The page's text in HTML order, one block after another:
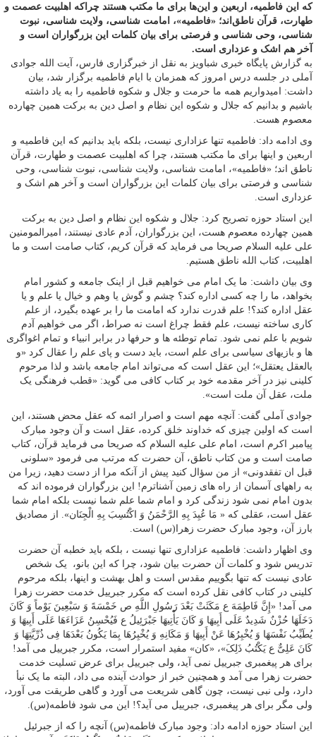
که این فاطمیه، اربعین و این‌ها برای ما مکتب هستند چراکه اهلبیت عصمت و
طهارت، قرآن ناطق‌اند؛ «فاطمیه»، امامت شناسی، ولایت شناسی، نبوت
شناسی، وحی شناسی و فرصتی برای بیان کلمات این بزرگواران است و
آخر هم اشک و عزداری است.
به گزارش پایگاه خبری شباویز به نقل از خبرگزاری فارس، آیت الله جوادی
آملی در جلسه درس امروز که همزمان با ایام فاطمیه برگزار شد، بیان
داشت: امیدواریم همه ما حرمت و جلال و شکوه فاطمیه را به یاد داشته
باشیم و بدانیم که جلال و شکوه این نظام و اصل دین به برکت همین چهارده
معصوم هست.
وی ادامه داد: فاطمیه تنها عزاداری نیست، بلکه باید بدانیم که این فاطمیه و
اربعین و اینها برای ما مکتب هستند، چرا که اهلبیت عصمت و طهارت، قرآن
ناطق اند؛ «فاطمیه»، امامت شناسی، ولایت شناسی، نبوت شناسی، وحی
شناسی و فرصتی برای بیان کلمات این بزرگواران است و آخر هم اشک و
عزداری است.
این استاد حوزه تصریح کرد: جلال و شکوه این نظام و اصل دین به برکت
همین چهارده معصوم هست، این بزرگواران، آدم عادی نیستند، امیرالمومنین
علی علیه السلام صریحا می فرماید که قرآن کریم، کتاب صامت است و ما
اهلبیت، کتاب الله ناطق هستیم.
وی بیان داشت: ما یک امام می خواهیم قبل از اینک جامعه و کشور امام
بخواهد، ما را چه کسی اداره کند؟ چشم و گوش یا وهم و خیال یا علم و یا
عقل اداره کند؟! علم قدرت ندارد که امامت ما را بر عهده بگیرد، از علم
کاری ساخته نیست، علم فقط چراغ است نه صراط، اگر می خواهیم آدم
شویم با علم نمی شود. تمام توطئه ها و حرفها در برابر انبیاء و تمام اغواگری
ها و بازیهای سیاسی برای علم است، باید دست و پای علم را عقال کرد «و
بالعقل یعتقل»؛ این عقل است که می‌تواند امام جامعه باشد و لذا مرحوم
کلینی نیز در آخر مقدمه خود بر کتاب کافی می گوید: «قطب فرهنگی یک
ملت، عقل آن ملت است».
جوادی آملی گفت: آنچه مهم است و اصرار ائمه که عقل محض هستند، این
است که اولین چیزی که خداوند خلق کرده، عقل است و آن وجود مبارک
پیامبر اکرم است، امام علی علیه السلام که صریحا می فرماید قرآن، کتاب
صامت است و من کتاب ناطق، آن حضرت که مرتب می فرمود «سلونی
قبل ان تفقدونی» از من سؤال کنید پیش از آنکه مرا از دست دهید، زیرا من
به راههاى آسمان از راه هاى زمین آشناترم! این بزرگواران فرموده اند که
بدون امام نمی شود زندگی کرد و امام شما علم شما نیست بلکه امام شما
عقل است، عقلی که « مَا عُبِدَ بِهِ الرَّحْمَنُ وَ اکْتُسِبَ بِهِ الْجِنَان‏». از مصادیق
بارز آن، وجود مبارک حضرت زهرا(س) است.
وی اظهار داشت: فاطمیه عزاداری تنها نیست ، بلکه باید خطبه آن حضرت
تدریس شود و کلمات آن حضرت بیان شود، چرا که این بانو، یک شخص
عادی نیست که تنها بگوییم مقدس است و اهل بهشت و اینها، بلکه مرحوم
کلینی در کتاب کافی نقل کرده است که مکرر جبرییل خدمت حضرت زهرا
می آمد! «إِنَّ فَاطِمَهَ ع مَکَثَتْ بَعْدَ رَسُولِ اللَّهِ ص خَمْسَهً وَ سَبْعِینَ یَوْماً وَ کَانَ
دَخَلَهَا حُزْنٌ شَدِیدٌ عَلَى أَبِیهَا وَ کَانَ یَأْتِیهَا جَبْرَئِیلُ ع فَیُحْسِنُ عَزَاءَهَا عَلَى أَبِیهَا وَ
یُطَیِّبُ نَفْسَهَا وَ یُخْبِرُهَا عَنْ أَبِیهَا وَ مَکَانِهِ وَ یُخْبِرُهَا بِمَا یَکُونُ بَعْدَهَا فِی ذُرِّیَّتِهَا وَ
کَانَ عَلِیٌّ ع یَکْتُبُ ذَلِکَ»، «کان» مفید استمرار است، مکرر جبرییل می آمد!
برای هر پیغمبری جبرییل نمی آید، ولی جبرییل برای عرض تسلیت خدمت
حضرت زهرا می آمد و همچنین خبر از حوادث آینده می داد، البته ما یک نبأ
دارد، ولی نبی نیست، چون گاهی شریعت می آورد و گاهی طریقت می آورد،
ولی مگر برای هر پیغمبری، جبرییل می آید؟! این می شود فاطمه(س).
این استاد حوزه ادامه داد: وجود مبارک فاطمه(س) آنچه را که از جبرئیل